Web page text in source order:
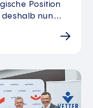
Position
deshalb nun…